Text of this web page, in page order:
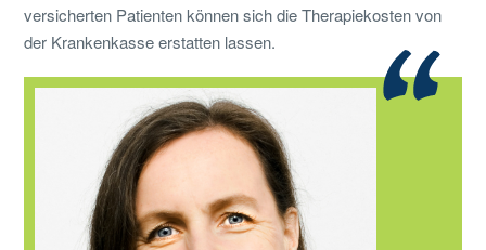
versicherten Patienten können sich die Therapiekosten von
der Krankenkasse erstatten lassen.